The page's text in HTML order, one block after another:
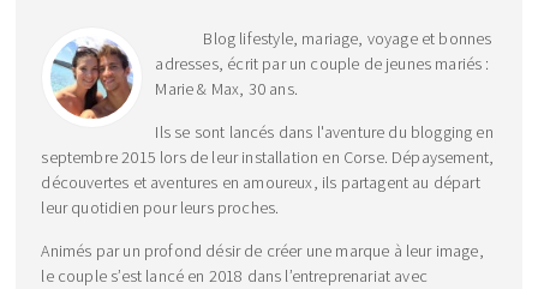
Blog lifestyle, mariage, voyage et bonnes
adresses, écrit par un couple de jeunes mariés :
Marie & Max, 30 ans.
Ils se sont lancés dans l'aventure du blogging en
septembre 2015 lors de leur installation en Corse. Dépaysement,
découvertes et aventures en amoureux, ils partagent au départ
leur quotidien pour leurs proches.
Animés par un profond désir de créer une marque à leur image,
le couple s’est lancé en 2018 dans l’entreprenariat avec